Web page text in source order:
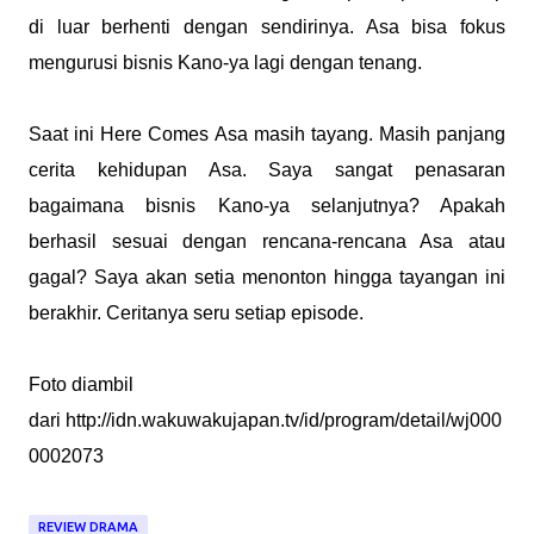
di luar berhenti dengan sendirinya. Asa bisa fokus
mengurusi bisnis Kano-ya lagi dengan tenang.
Saat ini Here Comes Asa masih tayang. Masih panjang
cerita kehidupan Asa. Saya sangat penasaran
bagaimana bisnis Kano-ya selanjutnya? Apakah
berhasil sesuai dengan rencana-rencana Asa atau
gagal? Saya akan setia menonton hingga tayangan ini
berakhir. Ceritanya seru setiap episode.
Foto diambil
dari http://idn.wakuwakujapan.tv/id/program/detail/wj000
0002073
REVIEW DRAMA